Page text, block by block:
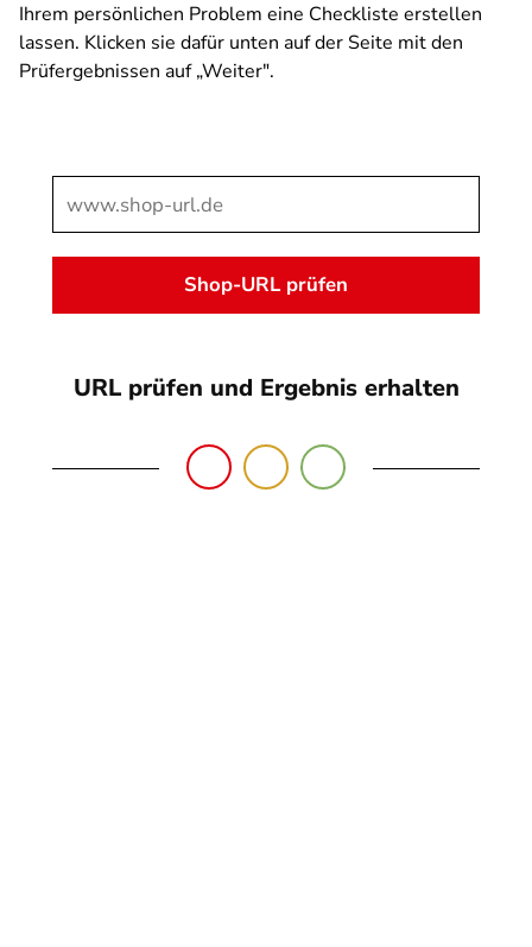
Ihrem persönlichen Problem eine Checkliste erstellen
lassen. Klicken sie dafür unten auf der Seite mit den
Prüfergebnissen auf „Weiter".